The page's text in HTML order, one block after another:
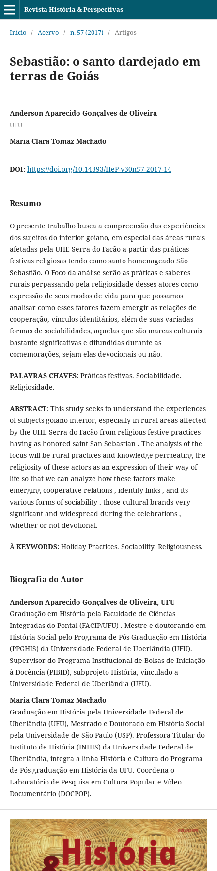
Revista História & Perspectivas
Início / Acervo / n. 57 (2017) / Artigos
Sebastião: o santo dardejado em
terras de Goiás
Anderson Aparecido Gonçalves de Oliveira
UFU
Maria Clara Tomaz Machado
DOI: https://doi.org/10.14393/HeP-v30n57-2017-14
Resumo
O presente trabalho busca a compreensão das experiências
dos sujeitos do interior goiano, em especial das áreas rurais
afetadas pela UHE Serra do Facão a partir das práticas
festivas religiosas tendo como santo homenageado São
Sebastião. O Foco da análise serão as práticas e saberes
rurais perpassando pela religiosidade desses atores como
expressão de seus modos de vida para que possamos
analisar como esses fatores fazem emergir as relações de
cooperação, vínculos identitários, além de suas variadas
formas de sociabilidades, aquelas que são marcas culturais
bastante significativas e difundidas durante as
comemorações, sejam elas devocionais ou não.
PALAVRAS CHAVES: Práticas festivas. Sociabilidade.
Religiosidade.
ABSTRACT: This study seeks to understand the experiences
of subjects goiano interior, especially in rural areas affected
by the UHE Serra do Facão from religious festive practices
having as honored saint San Sebastian . The analysis of the
focus will be rural practices and knowledge permeating the
religiosity of these actors as an expression of their way of
life so that we can analyze how these factors make
emerging cooperative relations , identity links , and its
various forms of sociability , those cultural brands very
significant and widespread during the celebrations ,
whether or not devotional.
Â KEYWORDS:Holiday Practices. Sociability. Religiousness.
Biografia do Autor
Anderson Aparecido Gonçalves de Oliveira, UFU
Graduação em História pela Faculdade de Ciências
Integradas do Pontal (FACIP/UFU) . Mestre e doutorando em
História Social pelo Programa de Pós-Graduação em História
(PPGHIS) da Universidade Federal de Uberlândia (UFU).
Supervisor do Programa Institucional de Bolsas de Iniciação
à Docência (PIBID), subprojeto História, vinculado a
Universidade Federal de Uberlândia (UFU).
Maria Clara Tomaz Machado
Graduação em História pela Universidade Federal de
Uberlândia (UFU), Mestrado e Doutorado em História Social
pela Universidade de São Paulo (USP). Professora Titular do
Instituto de História (INHIS) da Universidade Federal de
Uberlândia, integra a linha História e Cultura do Programa
de Pós-graduação em História da UFU. Coordena o
Laboratório de Pesquisa em Cultura Popular e Vídeo
Documentário (DOCPOP).